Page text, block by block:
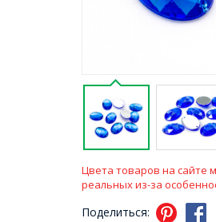
Цвета товаров на сайте
реальных из-за
Поделиться: